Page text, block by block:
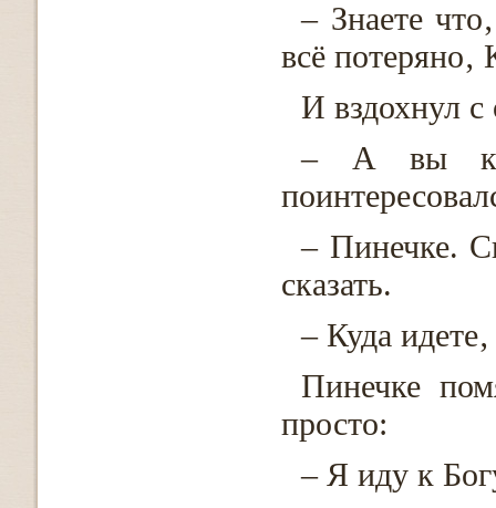
– Знаете
всё потеряно‚
И вздохнул с
– А вы
– Пинечке.
сказать.
– Куда
Пинечке
просто:
– Я иду к